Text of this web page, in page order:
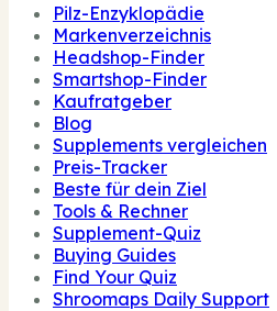
Pilz-Enzyklopädie
Markenverzeichnis
Headshop-Finder
Smartshop-Finder
Kaufratgeber
Blog
Supplements vergleichen
Preis-Tracker
Beste für dein Ziel
Tools & Rechner
Supplement-Quiz
Buying Guides
Find Your Quiz
Shroomaps Daily Support